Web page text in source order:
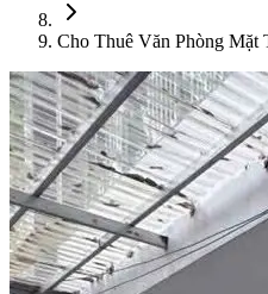
Cho Thuê Văn Phòng